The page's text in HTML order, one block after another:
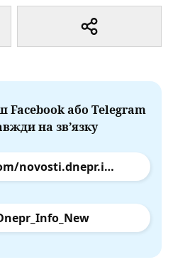
Facebook або Telegram
на зв’язку
facebook.com/novosti.dnepr.info